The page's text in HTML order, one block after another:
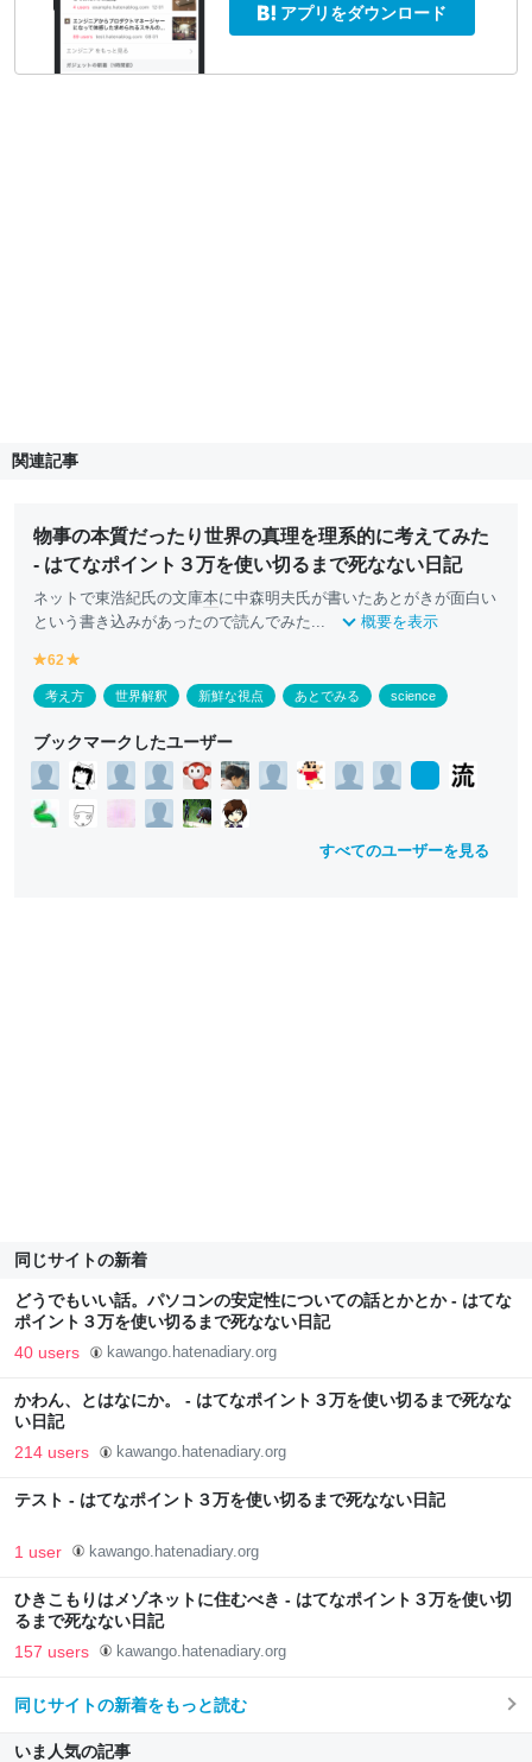
アプリをダウンロード
関連記事
物事の本質だったり世界の真理を理系的に考えてみた
- はてなポイント３万を使い切るまで死なない日記
ネットで東浩紀氏の文庫本に中森明夫氏が書いたあとがきが面白い
という書き込みがあったので読んでみた...
概要を表示
y
e
ll
w
62
e
ll
w
考え方 世界解釈 新鮮な視点 あとでみる science
ブックマークしたユーザー
すべてのユーザーを見る
同じサイトの新着
どうでもいい話。パソコンの安定性についての話とかとか - はてな
ポイント３万を使い切るまで死なない日記
40 users kawango.hatenadiary.org
かわん、とはなにか。 - はてなポイント３万を使い切るまで死なな
い日記
214 users kawango.hatenadiary.org
テスト - はてなポイント３万を使い切るまで死なない日記
1 user kawango.hatenadiary.org
ひきこもりはメゾネットに住むべき - はてなポイント３万を使い切
るまで死なない日記
157 users kawango.hatenadiary.org
同じサイトの新着をもっと読む
いま人気の記事